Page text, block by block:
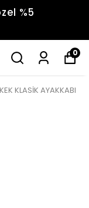
%5
0
KLASİK AYAKKABI